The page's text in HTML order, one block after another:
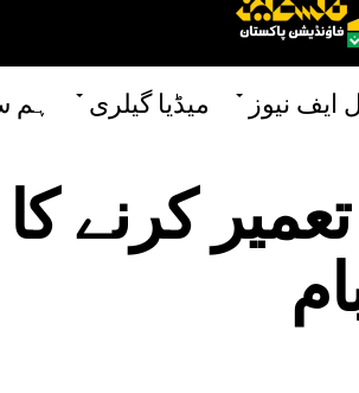
ایف نیوز میڈیا گیلری ہم
کرنے کا